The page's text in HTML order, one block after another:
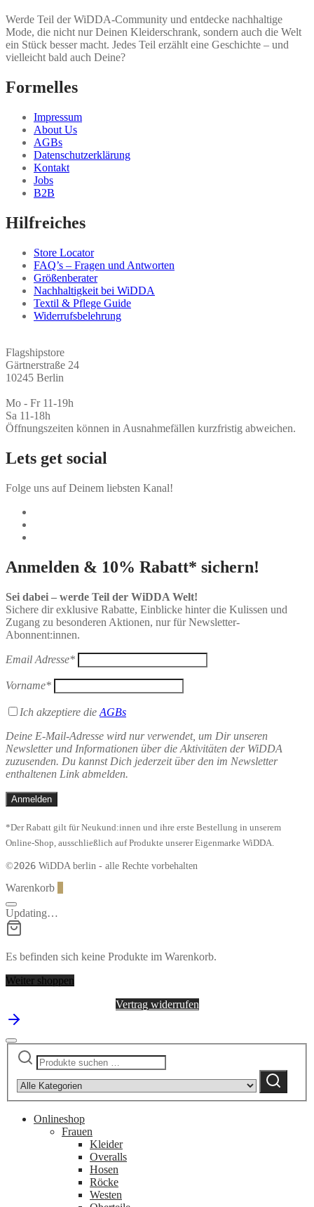
Werde Teil der WiDDA-Community und entdecke nachhaltige
Mode, die nicht nur Deinen Kleiderschrank, sondern auch die Welt
ein Stück besser macht. Jedes Teil erzählt eine Geschichte – und
vielleicht bald auch Deine?
Formelles
Impressum
About Us
AGBs
Datenschutzerklärung
Kontakt
Jobs
B2B
Hilfreiches
Store Locator
FAQ’s – Fragen und Antworten
Größenberater
Nachhaltigkeit bei WiDDA
Textil & Pflege Guide
Widerrufsbelehrung
Flagshipstore
Gärtnerstraße 24
10245 Berlin
Mo - Fr 11-19h
Sa 11-18h
Öffnungszeiten können in Ausnahmefällen kurzfristig abweichen.
Lets get social
Folge uns auf Deinem liebsten Kanal!
Anmelden & 10% Rabatt* sichern!
Sei dabei – werde Teil der WiDDA Welt!
Sichere dir exklusive Rabatte, Einblicke hinter die Kulissen und
Zugang zu besonderen Aktionen, nur für Newsletter-
Abonnent:innen.
Email Adresse*
Vorname*
Ich akzeptiere die AGBs
Deine E-Mail-Adresse wird nur verwendet, um Dir unseren
Newsletter und Informationen über die Aktivitäten der WiDDA
zuzusenden. Du kannst Dich jederzeit über den im Newsletter
enthaltenen Link abmelden.
*Der Rabatt gilt für Neukund:innen und ihre erste Bestellung in unserem
Online-Shop, ausschließlich auf Produkte unserer Eigenmarke WiDDA.
©2026 WiDDA berlin - alle Rechte vorbehalten
Warenkorb
Updating…
Es befinden sich keine Produkte im Warenkorb.
Weiter shoppen
Vertrag widerrufen
Suchen
nach:
category:
Suchen
Onlineshop
Frauen
Kleider
Overalls
Hosen
Röcke
Westen